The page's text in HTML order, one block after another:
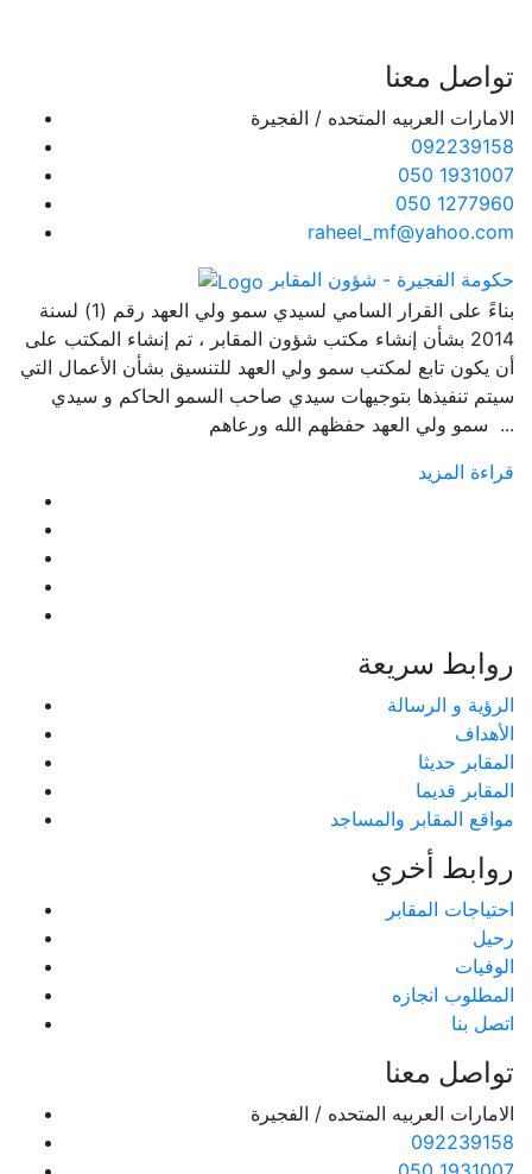
تواصل معنا
الامارات العربيه المتحده / الفجيرة
092239158
050 1931007
050 1277960
raheel_mf@yahoo.com
حكومة الفجيرة - شؤون المقابر
بناءً على القرار السامي لسيدي سمو ولي العهد رقم (1) لسنة
2014 بشأن إنشاء مكتب شؤون المقابر ، تم إنشاء المكتب على
أن يكون تابع لمكتب سمو ولي العهد للتنسيق بشأن الأعمال التي
سيتم تنفيذها بتوجيهات سيدي صاحب السمو الحاكم و سيدي
سمو ولي العهد حفظهم الله ورعاهم ...
قراءة المزيد
روابط سريعة
الرؤية و الرسالة
الأهداف
المقابر حديثا
المقابر قديما
مواقع المقابر والمساجد
روابط أخري
احتياجات المقابر
رحيل
الوفيات
المطلوب انجازه
اتصل بنا
تواصل معنا
الامارات العربيه المتحده / الفجيرة
092239158